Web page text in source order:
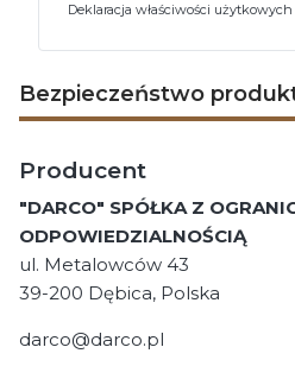
Deklaracja właściwości użytkowych
Bezpieczeństwo
Producent
"DARCO" SPÓŁKA Z
ODPOWIEDZIALNOŚCIĄ
ul. Metalowców 43
39-200 Dębica, Polska
darco@darco.pl